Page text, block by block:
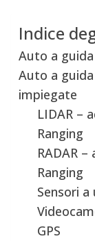
Indice
Auto a
Auto a
impiegate
LIDAR –
Ranging
RADAR
Ranging
Sensori
GPS